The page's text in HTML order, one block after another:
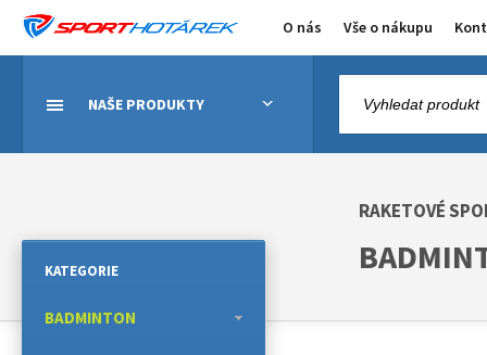
O nás Vše o nákupu
NAŠE PRODUKTY
RAKETOVÉ
KATEGORIE
BADMINTON